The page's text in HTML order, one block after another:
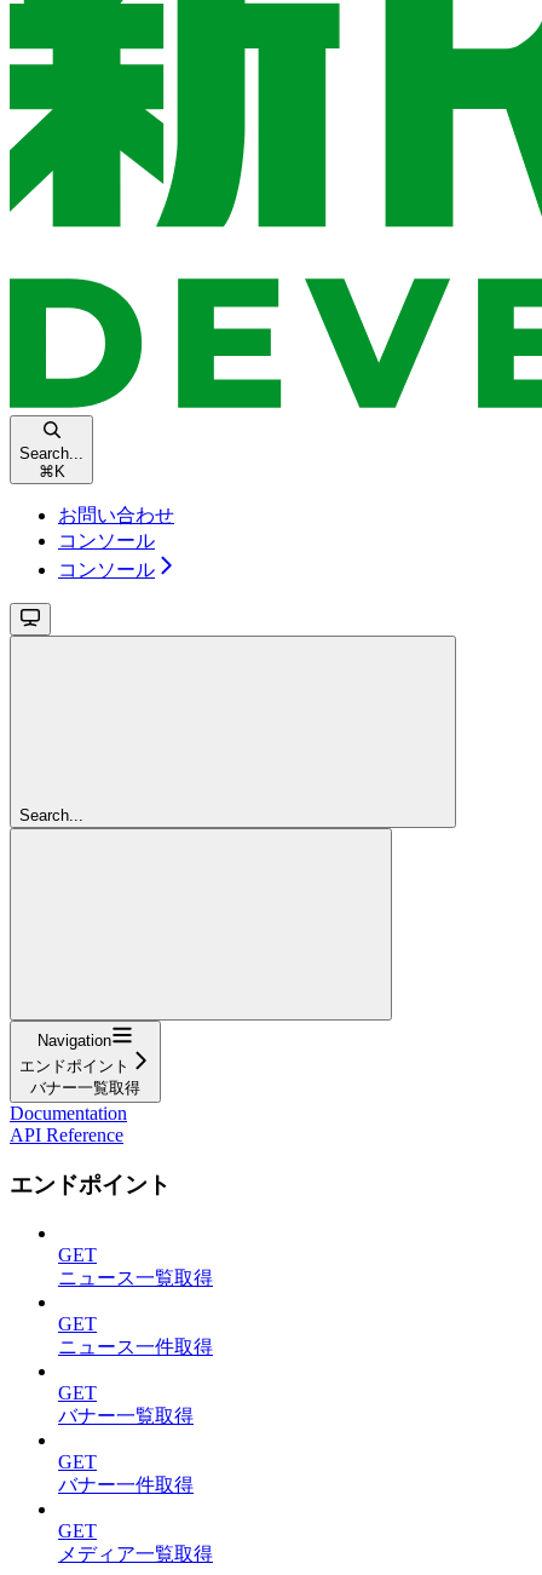
Search...
⌘ K
お問い合わせ
コンソール
コンソール
Search...
Navigation
エンドポイント
バナー一覧取得
Documentation
API Reference
エンドポイント
GET
ニュース一覧取得
GET
ニュース一件取得
GET
バナー一覧取得
GET
バナー一件取得
GET
メディア一覧取得